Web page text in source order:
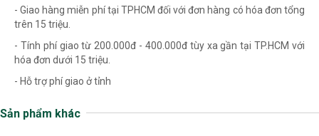
- Giao hàng miễn phí tại TPHCM đối với đơn hàng có hóa đơn tổng
trên 15 triệu.
- Tính phí giao từ 200.000đ - 400.000đ tùy xa gần tại TP.HCM với
hóa đơn dưới 15 triệu.
- Hỗ trợ phí giao ở tỉnh
Sản phẩm khác